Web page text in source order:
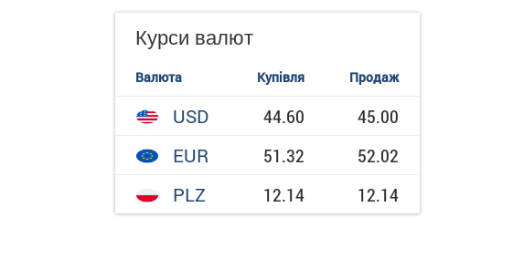
Курси валют
Валюта Купівля Продаж
USD 44.60
45.00
EUR
51.32
52.02
PLZ
12.14 12.14